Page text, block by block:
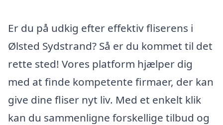
Er du på udkig efter effektiv fliserens i
Ølsted Sydstrand? Så er du kommet til det
rette sted! Vores platform hjælper dig
med at finde kompetente firmaer, der kan
give dine fliser nyt liv. Med et enkelt klik
kan du sammenligne forskellige tilbud og